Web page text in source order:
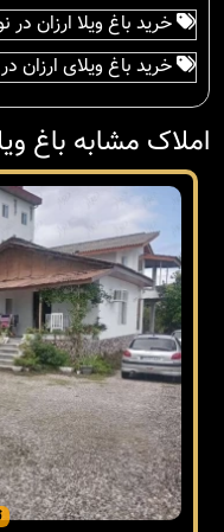
خرید باغ ویلا ارزان در
خرید باغ ویلای ارزان
املاک مشابه باغ